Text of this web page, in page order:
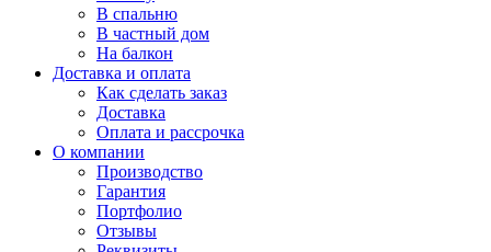
В спальню
В частный дом
На балкон
Доставка и оплата
Как сделать заказ
Доставка
Оплата и рассрочка
О компании
Производство
Гарантия
Портфолио
Отзывы